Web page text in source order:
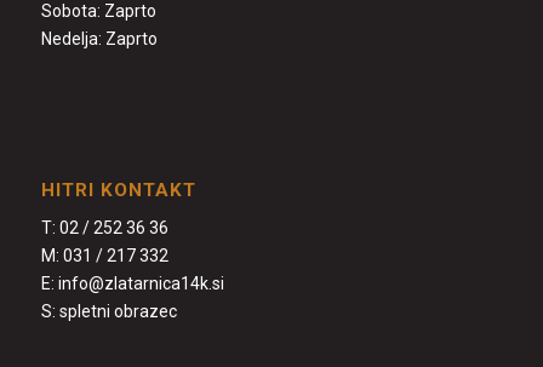
Sobota: Zaprto
Nedelja: Zaprto
HITRI KONTAKT
T: 02 / 252 36 36
M: 031 / 217 332
E: info@zlatarnica14k.si
S: spletni obrazec